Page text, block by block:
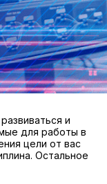
и
для работы в
цели от вас
Остальное